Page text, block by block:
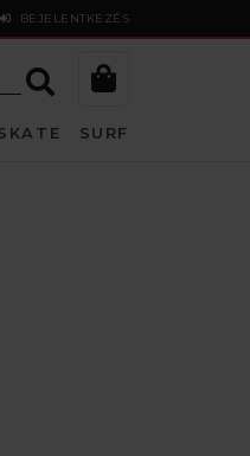
BEJELENTKEZÉS
SURF